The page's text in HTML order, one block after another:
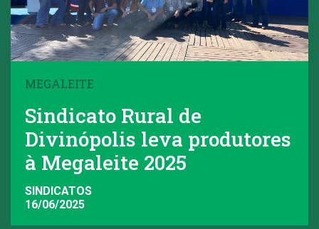
MEGALEITE
Sindicato Rural de
Divinópolis leva produtores
à Megaleite 2025
SINDICATOS
16/06/2025